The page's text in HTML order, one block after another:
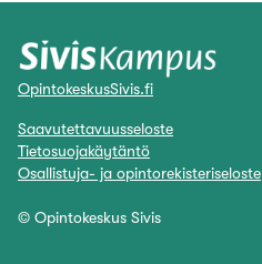
OpintokeskusSivis.fi
Saavutettavuusseloste
Tietosuojakäytäntö
Osallistuja- ja opintorekisteriseloste
© Opintokeskus Sivis